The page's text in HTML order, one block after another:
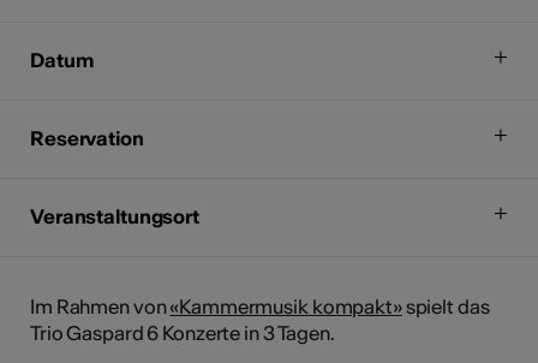
Datum
Reservation
Veranstaltungsort
Im Rahmen von«Kammermusik kompakt»spielt das
Trio Gaspard 6 Konzerte in 3 Tagen.